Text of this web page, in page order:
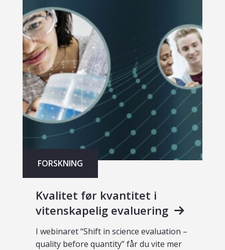
FORSKNING
Kvalitet før kvantitet i
vitenskapelig evaluering
I webinaret “Shift in science evaluation –
quality before quantity” får du vite mer